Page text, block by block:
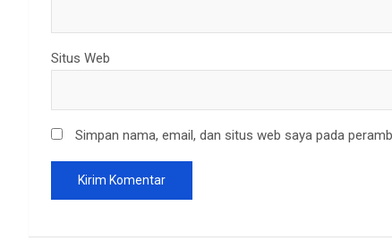
Situs Web
Simpan nama, email, dan situs web saya pada